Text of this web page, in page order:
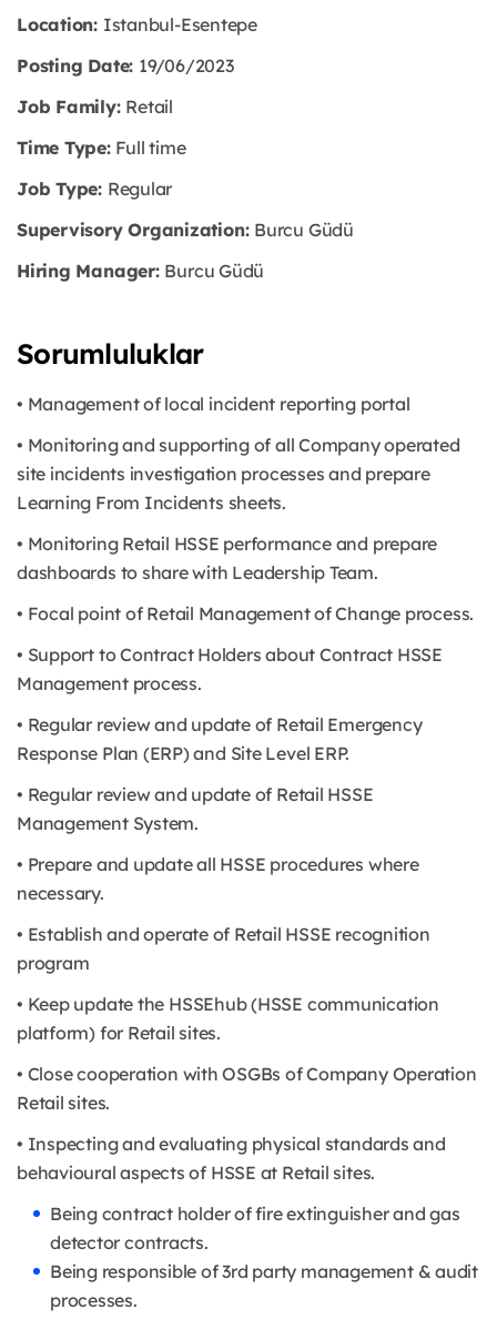
Location: Istanbul-Esentepe
Posting Date: 19/06/2023
Job Family: Retail
Time Type:Full time
Job Type: Regular
Supervisory Organization: Burcu Güdü
Hiring Manager: Burcu Güdü
Sorumluluklar
• Management of local incident reporting portal
• Monitoring and supporting of all Company operated
site incidents investigation processes and prepare
Learning From Incidents sheets.
• Monitoring Retail HSSE performance and prepare
dashboards to share with Leadership Team.
• Focal point of Retail Management of Change process.
• Support to Contract Holders about Contract HSSE
Management process.
• Regular review and update of Retail Emergency
Response Plan (ERP) and Site Level ERP.
• Regular review and update of Retail HSSE
Management System.
• Prepare and update all HSSE procedures where
necessary.
• Establish and operate of Retail HSSE recognition
program
• Keep update the HSSEhub (HSSE communication
platform) for Retail sites.
• Close cooperation with OSGBs of Company Operation
Retail sites.
• Inspecting and evaluating physical standards and
behavioural aspects of HSSE at Retail sites.
Being contract holder of fire extinguisher and gas
detector contracts.
Being responsible of 3rd party management & audit
processes.